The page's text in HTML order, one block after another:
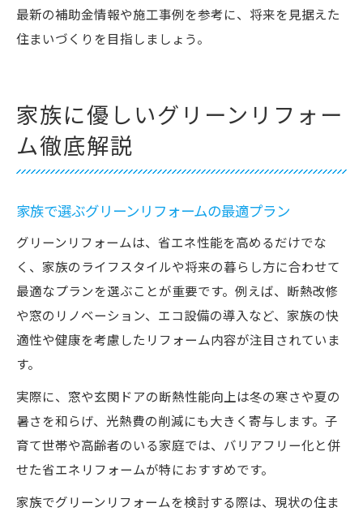
最新の補助金情報や施工事例を参考に、将来を見据えた
住まいづくりを目指しましょう。
家族に優しいグリーンリフォー
ム徹底解説
家族で選ぶグリーンリフォームの最適プラン
グリーンリフォームは、省エネ性能を高めるだけでな
く、家族のライフスタイルや将来の暮らし方に合わせて
最適なプランを選ぶことが重要です。例えば、断熱改修
や窓のリノベーション、エコ設備の導入など、家族の快
適性や健康を考慮したリフォーム内容が注目されていま
す。
実際に、窓や玄関ドアの断熱性能向上は冬の寒さや夏の
暑さを和らげ、光熱費の削減にも大きく寄与します。子
育て世帯や高齢者のいる家庭では、バリアフリー化と併
せた省エネリフォームが特におすすめです。
家族でグリーンリフォームを検討する際は、現状の住ま